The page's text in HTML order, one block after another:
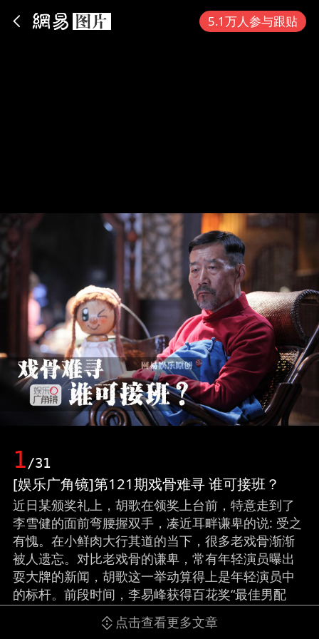
5.1万人参与跟贴
1/31
[娱乐广角镜]第121期戏骨难寻 谁可接班？
近日某颁奖礼上，胡歌在领奖上台前，特意走到了
李雪健的面前弯腰握双手，凑近耳畔谦卑的说: 受之
有愧。在小鲜肉大行其道的当下，很多老戏骨渐渐
被人遗忘。对比老戏骨的谦卑，常有年轻演员曝出
耍大牌的新闻，胡歌这一举动算得上是年轻演员中
的标杆。前段时间，李易峰获得百花奖“最佳男配
角”的称号，引起一番讨论。那在年轻一代的演员
中，谁有可能成为青年戏骨呢？（责编/池安利 实习
点击查看更多文章